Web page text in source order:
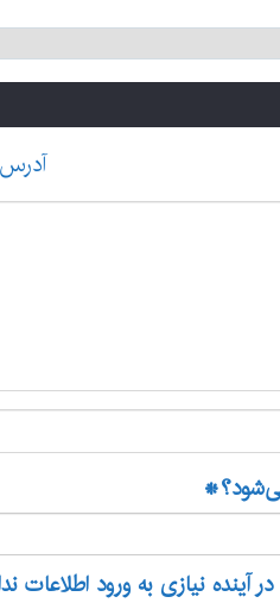
*
آینده نیازی به ورود اطلاعات